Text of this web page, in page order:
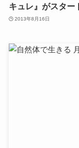
キュレ』がスター
2013年8月16日